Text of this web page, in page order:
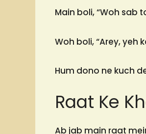
Main boli, “Woh sab
Woh boli, “Arey, yeh
Hum dono ne kuch
Raat Ke
Ab jab main raat